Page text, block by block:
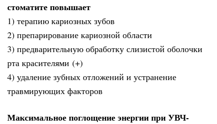
стоматите повышает
1) терапию кариозных зубов
2) препарирование кариозной области
3) предварительную обработку слизистой оболочки
рта красителями (+)
4) удаление зубных отложений и устранение
травмирующих факторов
Максимальное поглощение энергии при УВЧ-